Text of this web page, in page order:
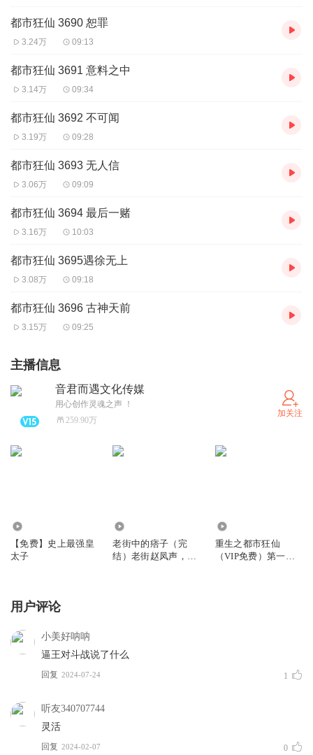
都市狂仙 3690 恕罪
3.24万 09:13
都市狂仙 3691 意料之中
3.14万 09:34
都市狂仙 3692 不可闻
3.19万 09:28
都市狂仙 3693 无人信
3.06万 09:09
都市狂仙 3694 最后一赌
3.16万 10:03
都市狂仙 3695遇徐无上
3.08万 09:18
都市狂仙 3696 古神天前
3.15万 09:25
主播信息
音君而遇文化传媒
用心创作灵魂之声 ！
259.90万
加关注
【免费】史上最强皇
太子
老街中的痞子（完
结）老街赵凤声，热
重生之都市狂仙
（VIP免费）第一季
用户评论
小美好呐呐
逼王对斗战说了什么
回复 2024-07-24 1
听友340707744
灵活
回复 2024-02-07 0